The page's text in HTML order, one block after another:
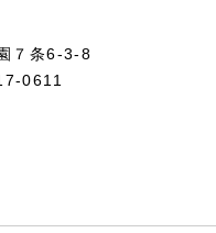
７条6-3-8
0611